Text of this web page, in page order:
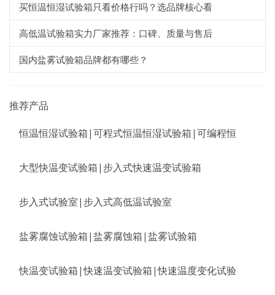
买恒温恒湿试验箱只看价格行吗？选品牌核心看
高低温试验箱实力厂家推荐：口碑、质量与售后
国内盐雾试验箱品牌都有哪些？
推荐产品
恒温恒湿试验箱|可程式恒温恒湿试验箱|可编程恒
大型快温变试验箱|步入式快速温变试验箱
步入式试验室|步入式高低温试验室
盐雾腐蚀试验箱|盐雾腐蚀箱|盐雾试验箱
快温变试验箱|快速温变试验箱|快速温度变化试验